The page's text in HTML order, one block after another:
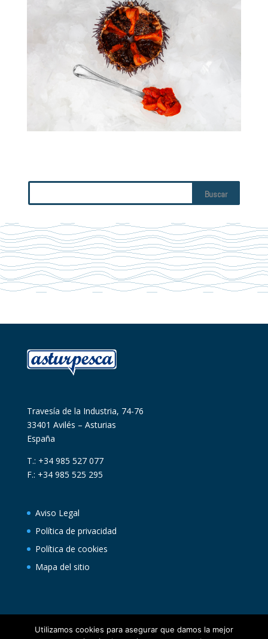
Travesía de la Industria, 74-76
33401 Avilés – Asturias
España
T.: +34 985 527 077
F.: +34 985 525 295
Aviso Legal
Política de privacidad
Política de cookies
Mapa del sitio
Utilizamos cookies para asegurar que damos la mejor